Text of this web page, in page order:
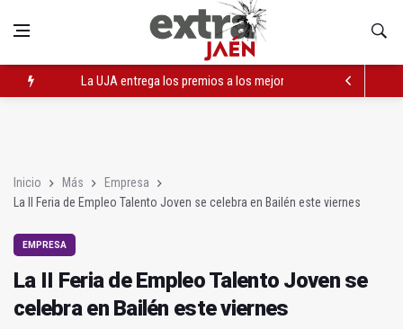
La UJA entrega los premios a los mejores proyectos
Inicio Más
Empresa
La II Feria de Empleo Talento Joven se celebra en Bailén este viernes
EMPRESA
La II Feria de Empleo Talento Joven se
celebra en Bailén este viernes